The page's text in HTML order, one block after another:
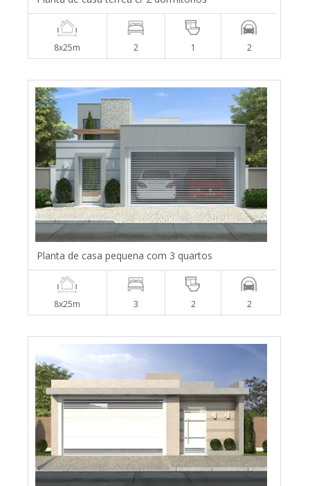
8x25m 2 1 2
Planta de casa pequena com 3 quartos
8x25m 3 2 2